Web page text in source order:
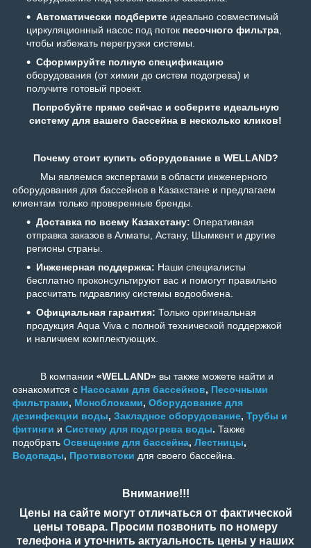
Автоматически подберите идеально совместимый
циркуляционный насос под поток песочного фильтра,
чтобы избежать перегрузки системы.
Сформируйте полную спецификацию
оборудования (от химии до систем подогрева) и
получите готовый проект.
Попробуйте прямо сейчас и соберите идеальную
систему для вашего бассейна в несколько кликов!
Почему стоит купить оборудование в WELLAND?
Мы являемся экспертами в области инженерного
оборудования для бассейнов в Казахстане и предлагаем
клиентам только проверенные бренды.
Доставка по всему Казахстану: Оперативная
отправка заказов в Алматы, Астану, Шымкент и другие
регионы страны.
Инженерная поддержка: Наши специалисты
бесплатно проконсультируют вас и помогут правильно
рассчитать гидравлику системы водообмена.
Официальная гарантия: Только оригинальная
продукция Aqua Viva с полной технической поддержкой
и наличием комплектующих.
В компании «WELLAND» вы также можете найти и
ознакомится с Насосами для бассейнов, Песочными
фильтрами, Моноблоками, Оборудование для
дезинфекции воды, Закладное оборудование, Трубы и
фитинги и Систему для подогрева воды. Также
подобрать Освещение для бассейна, Лестницы,
Водопады, Противотоки для своего бассейна.
Внимание!!!
Цены на сайте могут отличаться от фактической
цены товара. Просим позвонить по номеру
телефона и уточнить актуальность цены у наших